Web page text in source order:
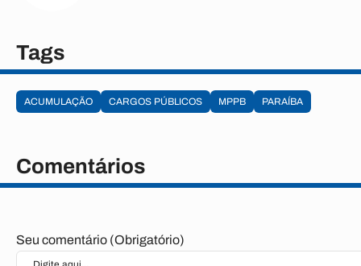
Tags
ACUMULAÇÃO CARGOS PÚBLICOS MPPB PARAÍBA
Comentários
Seu comentário (Obrigatório)